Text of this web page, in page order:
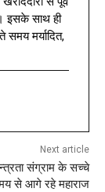
साथ ही
मर्यादित,
Next article
संग्राम के सच्चे
से आगे रहे महाराज